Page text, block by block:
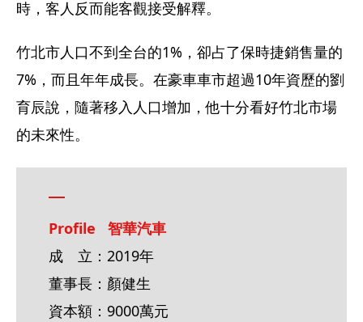
時，客人反而能客觀接受解釋。
竹北市人口不到全台的1%，卻占了保時捷銷售量的
7%，而且年年成長。在豪車車市超過10年資歷的劉
育辰說，隨著移入人口增加，他十分看好竹北市場
的未來性。
Profile   智華汽車
成　立：2019年
董事長：顏健生
資本額：9000萬元